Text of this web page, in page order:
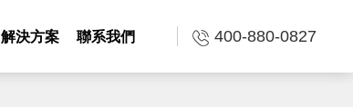
解決方案 聯系我們 400-880-0827